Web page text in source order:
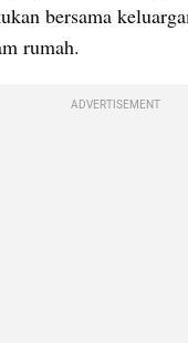
bersama
rumah.
ADVERTISEMENT